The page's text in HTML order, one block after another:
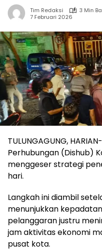
Tim Redaksi
3 Min
7 Februari 2026
TULUNGAGUNG,
Perhubungan (Dishub)
menggeser strategi
hari.
Langkah ini diambil
menunjukkan
pelanggaran justru
jam aktivitas ekonomi
pusat kota.